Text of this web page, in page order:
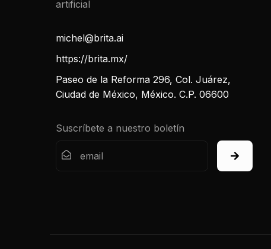
michel@brita.ai
https://brita.mx/
Paseo de la Reforma 296, Col. Juárez,
Ciudad de México, México. C.P. 06600
Suscríbete a nuestro boletín